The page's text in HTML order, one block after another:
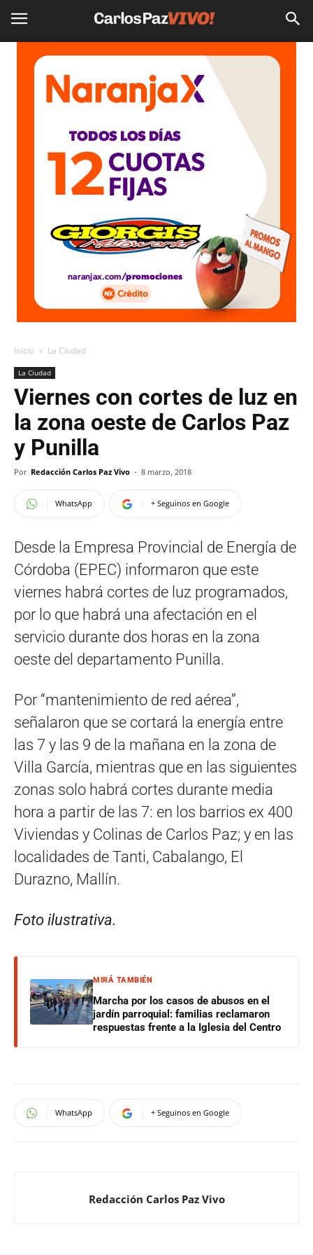
Inicio La Ciudad
La Ciudad
Viernes con cortes de luz en
la zona oeste de Carlos Paz
y Punilla
Por Redacción Carlos Paz Vivo - 8 marzo, 2018
WhatsApp + Seguinos en Google
Desde la Empresa Provincial de Energía de
Córdoba (EPEC) informaron que este
viernes habrá cortes de luz programados,
por lo que habrá una afectación en el
servicio durante dos horas en la zona
oeste del departamento Punilla.
Por “mantenimiento de red aérea”,
señalaron que se cortará la energía entre
las 7 y las 9 de la mañana en la zona de
Villa García, mientras que en las siguientes
zonas solo habrá cortes durante media
hora a partir de las 7: en los barrios ex 400
Viviendas y Colinas de Carlos Paz; y en las
localidades de Tanti, Cabalango, El
Durazno, Mallín.
Foto ilustrativa.
MIRÁ TAMBIÉN
Marcha por los casos de abusos en el
jardín parroquial: familias reclamaron
respuestas frente a la Iglesia del Centro
WhatsApp + Seguinos en Google
Redacción Carlos Paz Vivo